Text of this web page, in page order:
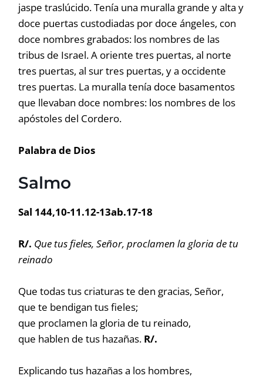
jaspe traslúcido. Tenía una muralla grande y alta y
doce puertas custodiadas por doce ángeles, con
doce nombres grabados: los nombres de las
tribus de Israel. A oriente tres puertas, al norte
tres puertas, al sur tres puertas, y a occidente
tres puertas. La muralla tenía doce basamentos
que llevaban doce nombres: los nombres de los
apóstoles del Cordero.
Palabra de Dios
Salmo
Sal 144,10-11.12-13ab.17-18
R/. Que tus fieles, Señor, proclamen la gloria de tu
reinado
Que todas tus criaturas te den gracias, Señor,
que te bendigan tus fieles;
que proclamen la gloria de tu reinado,
que hablen de tus hazañas. R/.
Explicando tus hazañas a los hombres,